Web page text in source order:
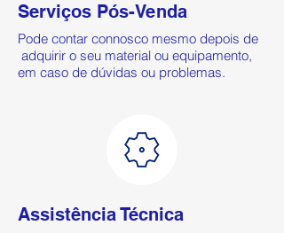
Serviços Pós-Venda
Pode contar connosco mesmo depois de
adquirir o seu material ou equipamento,
em caso de dúvidas ou problemas.
Assistência Técnica